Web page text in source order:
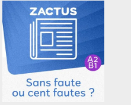
était :
43,50€.
est :